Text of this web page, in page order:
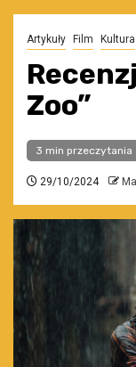
Artykuły Film Kultura
Zoo”
3 min przeczytania
29/10/2024